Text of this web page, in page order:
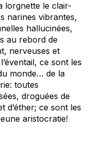
lorgnette le clair-
narines vibrantes,
hallucinées,
au rebord de
nerveuses et
ce sont les
monde… de la
toutes
droguées de
d’éther; ce sont les
aristocratie!